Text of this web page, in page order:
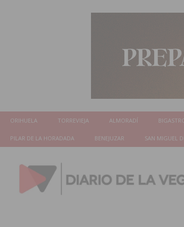
ORIHUELA TORREVIEJA ALMORADÍ
PILAR DE LA HORADADA BENEJUZAR SAN MIGUEL